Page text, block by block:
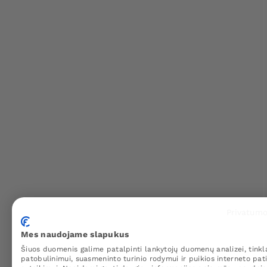
Mes naudojame slapukus
Šiuos duomenis galime patalpinti lankytojų duomenų analizei,
patobulinimui, suasmeninto turinio rodymui ir puikios interneto